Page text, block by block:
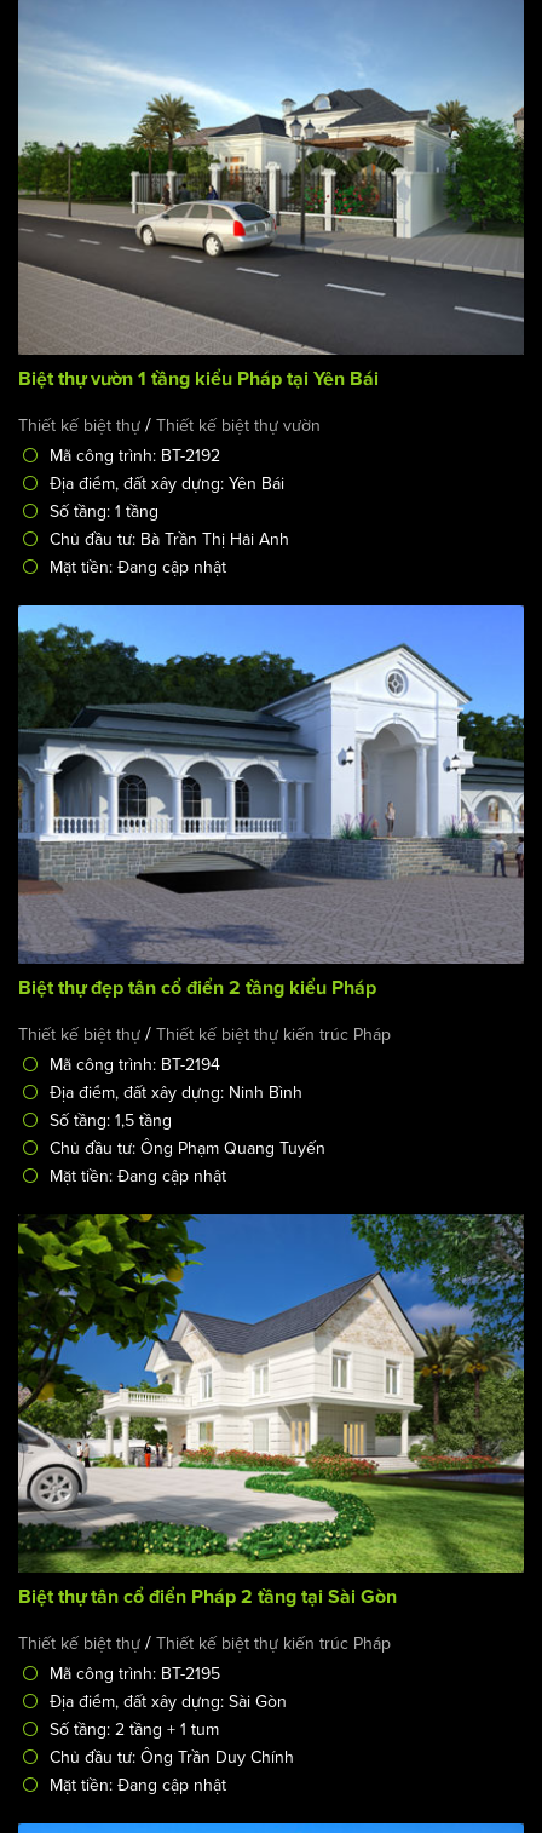
Biệt thự vườn 1 tầng kiểu Pháp tại Yên Bái
Thiết kế biệt thự / Thiết kế biệt thự vườn
Mã công trình: BT-2192
Địa điểm, đất xây dựng: Yên Bái
Số tầng: 1 tầng
Chủ đầu tư: Bà Trần Thị Hải Anh
Mặt tiền: Đang cập nhật
Biệt thự đẹp tân cổ điển 2 tầng kiểu Pháp
Thiết kế biệt thự / Thiết kế biệt thự kiến trúc Pháp
Mã công trình: BT-2194
Địa điểm, đất xây dựng: Ninh Bình
Số tầng: 1,5 tầng
Chủ đầu tư: Ông Phạm Quang Tuyến
Mặt tiền: Đang cập nhật
Biệt thự tân cổ điển Pháp 2 tầng tại Sài Gòn
Thiết kế biệt thự / Thiết kế biệt thự kiến trúc Pháp
Mã công trình: BT-2195
Địa điểm, đất xây dựng: Sài Gòn
Số tầng: 2 tầng + 1 tum
Chủ đầu tư: Ông Trần Duy Chính
Mặt tiền: Đang cập nhật